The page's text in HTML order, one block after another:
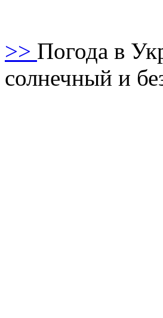
>> Погода в
солнечный и